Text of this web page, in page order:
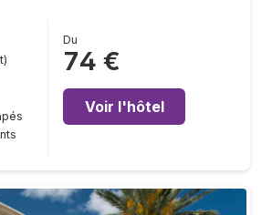
Du
74 €
Voir l'hôtel